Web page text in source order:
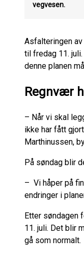
vegvesen.
Asfalteringen
til fredag 11.
denne planen
Regnvær
– Når vi skal
ikke har fått
Marthinussen,
På søndag blir
– Vi håper på
endringer i
Etter søndagen
11. juli. Det blir
gå som normalt.